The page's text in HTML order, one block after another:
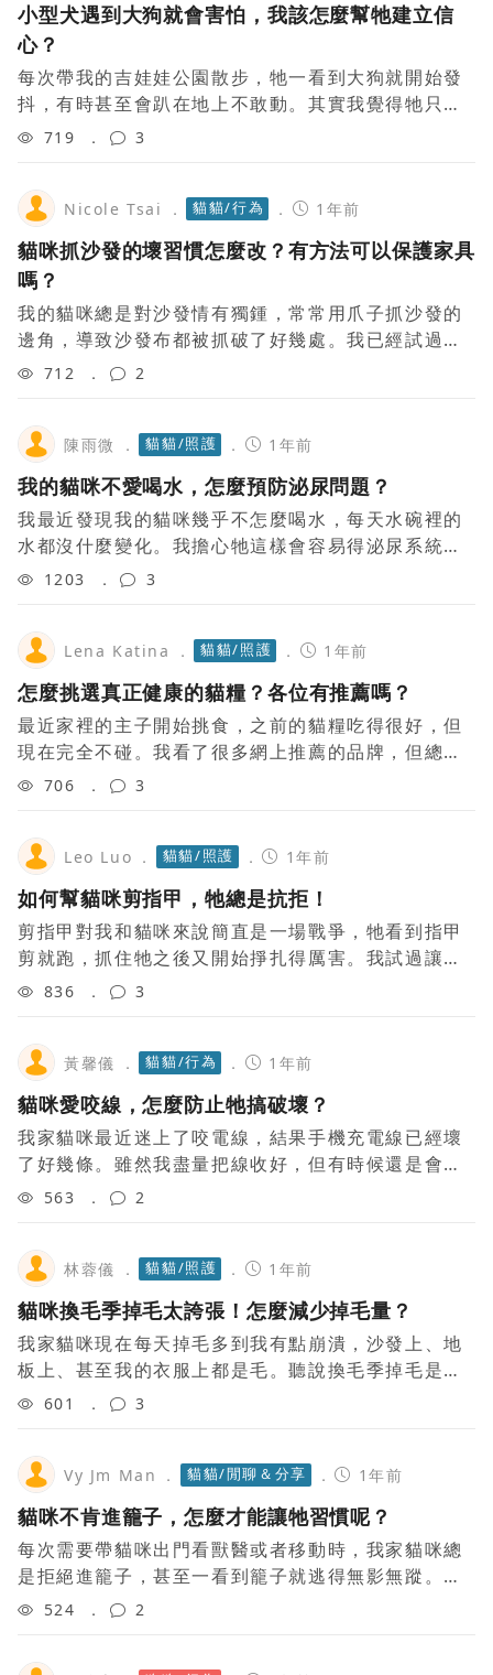
小型犬遇到大狗就會害怕，我該怎麼幫牠建立信
心？
每次帶我的吉娃娃公園散步，牠一看到大狗就開始發
抖，有時甚至會趴在地上不敢動。其實我覺得牠只是
比較膽小，並不是有攻擊性，但總不能每次都這麼緊
719 3
Nicole Tsai 貓貓/行為 1年前
貓咪抓沙發的壞習慣怎麼改？有方法可以保護家具
嗎？
我的貓咪總是對沙發情有獨鍾，常常用爪子抓沙發的
邊角，導致沙發布都被抓破了好幾處。我已經試過給
牠準備貓抓板，但牠似乎興趣不大。有什麼好辦法可
712 2
陳雨微 貓貓/照護 1年前
我的貓咪不愛喝水，怎麼預防泌尿問題？
我最近發現我的貓咪幾乎不怎麼喝水，每天水碗裡的
水都沒什麼變化。我擔心牠這樣會容易得泌尿系統的
問題，比如結石或膀胱炎。雖然我試著多加濕食，但
1203 3
Lena Katina 貓貓/照護 1年前
怎麼挑選真正健康的貓糧？各位有推薦嗎？
最近家裡的主子開始挑食，之前的貓糧吃得很好，但
現在完全不碰。我看了很多網上推薦的品牌，但總覺
得信息太多反而更混亂。大家是怎麼給貓咪挑選貓糧
706 3
Leo Luo 貓貓/照護 1年前
如何幫貓咪剪指甲，牠總是抗拒！
剪指甲對我和貓咪來說簡直是一場戰爭，牠看到指甲
剪就跑，抓住牠之後又開始掙扎得厲害。我試過讓牠
平靜下來後再剪，但牠好像總是特別敏感。想問問大
836 3
黃馨儀 貓貓/行為 1年前
貓咪愛咬線，怎麼防止牠搞破壞？
我家貓咪最近迷上了咬電線，結果手機充電線已經壞
了好幾條。雖然我盡量把線收好，但有時候還是會被
牠找到。有什麼好方法可以讓貓咪不再對電線感興趣
563 2
林蓉儀 貓貓/照護 1年前
貓咪換毛季掉毛太誇張！怎麼減少掉毛量？
我家貓咪現在每天掉毛多到我有點崩潰，沙發上、地
板上、甚至我的衣服上都是毛。聽說換毛季掉毛是正
常的，但有沒有什麼方法能稍微控制一下？比如梳毛
601 3
Vy Jm Man 貓貓/閒聊＆分享 1年前
貓咪不肯進籠子，怎麼才能讓牠習慣呢？
每次需要帶貓咪出門看獸醫或者移動時，我家貓咪總
是拒絕進籠子，甚至一看到籠子就逃得無影無蹤。上
次為了把牠塞進去我還被抓傷了，真的很頭疼。有什
524 2